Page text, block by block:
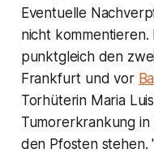
Eventuelle
nicht
punktgleich den
Frankfurt und vor
Torhüterin Maria
Tumorerkrankung
den Pfosten stehen.